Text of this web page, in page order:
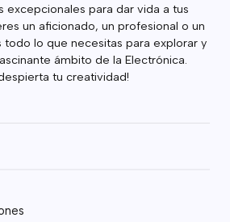
excepcionales para dar vida a tus
un aficionado, un profesional o un
lo que necesitas para explorar y
ámbito de la Electrónica.
tu creatividad!